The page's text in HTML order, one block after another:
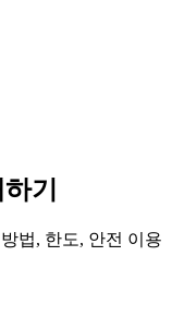
기
법, 한도, 안전 이용